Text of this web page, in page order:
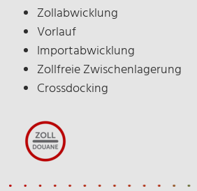
Zollabwicklung
Vorlauf
Importabwicklung
Zollfreie Zwischenlagerung
Crossdocking